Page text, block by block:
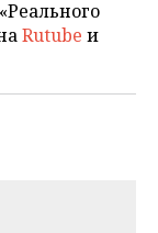
«Реального
Rutube и